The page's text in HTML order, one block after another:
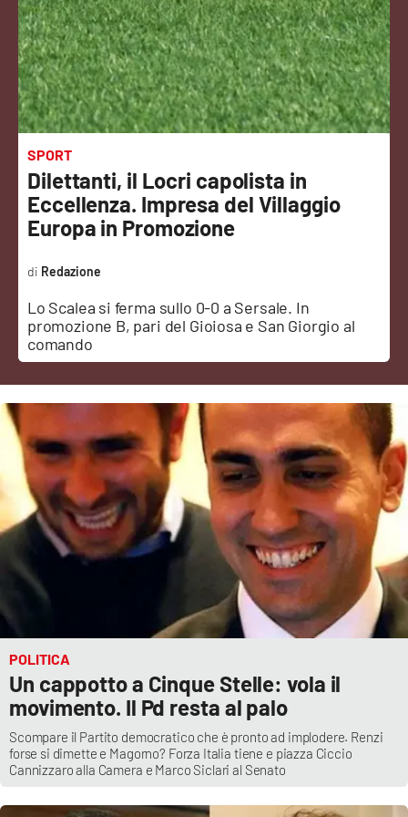
Sanità
Sport
Cultura
Podcast
Meteo
Editoriali
VIDEO
Ambiente
Cronaca
Cultura
Economia e Lavoro
Politica
Sanità
Società
Sport
RUBRICHE
SPORT
Dilettanti, il Locri capolista in
Eccellenza. Impresa del Villaggio
Europa in Promozione
Lo Scalea si ferma sullo 0-0 a Sersale. In
promozione B, pari del Gioiosa e San Giorgio al
comando
Redazione
POLITICA
Un cappotto a Cinque Stelle: vola il
movimento. Il Pd resta al palo
Scompare il Partito democratico che è pronto ad implodere. Renzi
forse si dimette e Magorno? Forza Italia tiene e piazza Ciccio
Cannizzaro alla Camera e Marco Siclari al Senato